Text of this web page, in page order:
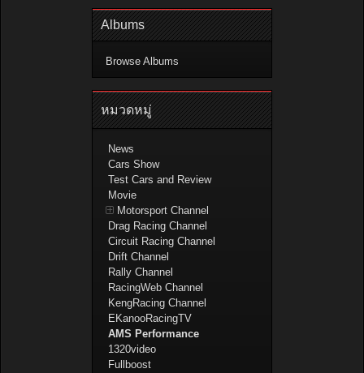
Albums
Browse Albums
หมวดหมู่
News
Cars Show
Test Cars and Review
Movie
Motorsport Channel
Drag Racing Channel
Circuit Racing Channel
Drift Channel
Rally Channel
RacingWeb Channel
KengRacing Channel
EKanooRacingTV
AMS Performance
1320video
Fullboost